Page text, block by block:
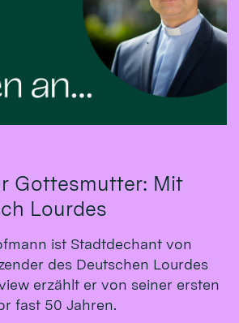
Gottesmutter: Mit
Lourdes
ist Stadtdechant von
des Deutschen Lourdes
erzählt er von seiner ersten
fast 50 Jahren.